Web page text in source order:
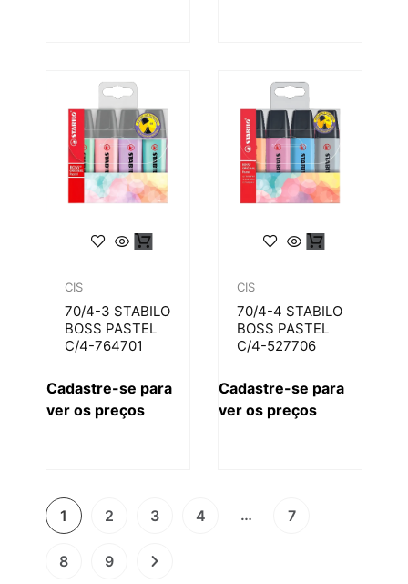
CIS
70/4-3 STABILO
BOSS PASTEL
C/4-764701
Cadastre-se para
ver os preços
CIS
70/4-4 STABILO
BOSS PASTEL
C/4-527706
Cadastre-se para
ver os preços
1 2 3 4 … 7
8 9